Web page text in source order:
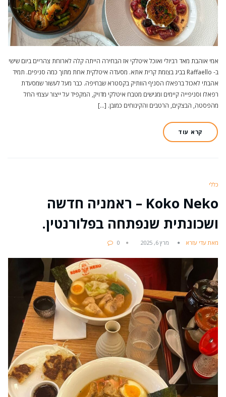
אמי אוהבת מאד רביולי ואוכל איטלקי אז הבחירה הייתה קלה לארוחת צהריים ביום שישי
ב- Raffaello בביג בצומת קרית אתא. מסעדה איטלקית אחת מתוך כמה סניפים. תמיד
אהבתי לאכול ברפאלו הסניף הוותיק בקסטרא שבחיפה. כבר מעל לעשור שמסעדת
רפאלו וסניפייה קיימים ומגישים מטבח איטלקי מדויק, המקפיד על ייצור עצמי החל
מהפסטה, הבצקים, הרטבים והקינוחים כמובן. […]
קרא עוד
כללי
Koko Neko – ראמניה חדשה
ושכונתית שנפתחה בפלורנטין.
מאת עדי עזרא מרץ 6, 2025 0